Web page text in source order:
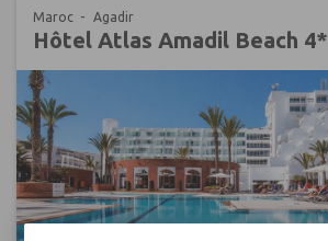
Maroc Agadir
Hôtel Atlas Amadil Beach 4*